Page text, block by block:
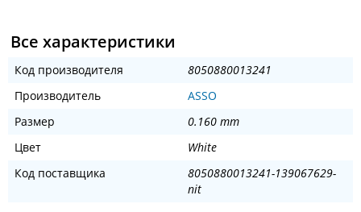
Все характеристики
Код производителя
8050880013241
Производитель
ASSO
Размер
0.160 mm
Цвет
White
Код поставщика
8050880013241-139067629-
nit